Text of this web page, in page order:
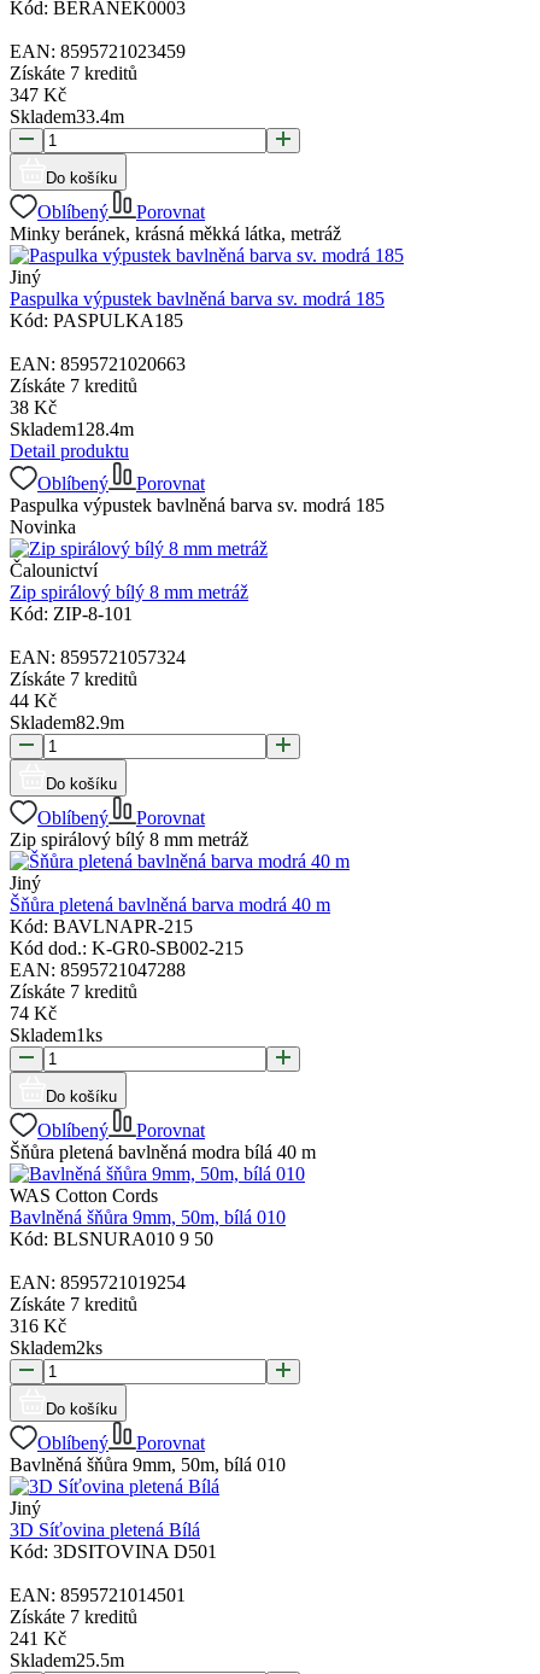
Kód: BERANEK0003
EAN: 8595721023459
Získáte 7 kreditů
347 Kč
Skladem33.4m
Do košíku
Oblíbený
Porovnat
Minky beránek, krásná měkká látka, metráž
Jiný
Paspulka výpustek bavlněná barva sv. modrá 185
Kód: PASPULKA185
EAN: 8595721020663
Získáte 7 kreditů
38 Kč
Skladem128.4m
Detail produktu
Oblíbený
Porovnat
Paspulka výpustek bavlněná barva sv. modrá 185
Novinka
Čalounictví
Zip spirálový bílý 8 mm metráž
Kód: ZIP-8-101
EAN: 8595721057324
Získáte 7 kreditů
44 Kč
Skladem82.9m
Do košíku
Oblíbený
Porovnat
Zip spirálový bílý 8 mm metráž
Jiný
Šňůra pletená bavlněná barva modrá 40 m
Kód: BAVLNAPR-215
Kód dod.: K-GR0-SB002-215
EAN: 8595721047288
Získáte 7 kreditů
74 Kč
Skladem1ks
Do košíku
Oblíbený
Porovnat
Šňůra pletená bavlněná modra bílá 40 m
WAS Cotton Cords
Bavlněná šňůra 9mm, 50m, bílá 010
Kód: BLSNURA010 9 50
EAN: 8595721019254
Získáte 7 kreditů
316 Kč
Skladem2ks
Do košíku
Oblíbený
Porovnat
Bavlněná šňůra 9mm, 50m, bílá 010
Jiný
3D Síťovina pletená Bílá
Kód: 3DSITOVINA D501
EAN: 8595721014501
Získáte 7 kreditů
241 Kč
Skladem25.5m